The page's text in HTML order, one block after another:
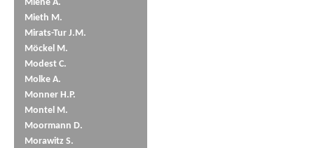
Miene A.
Mieth M.
Mirats-Tur J.M.
Möckel M.
Modest C.
Molke A.
Monner H.P.
Montel M.
Moormann D.
Morawitz S.